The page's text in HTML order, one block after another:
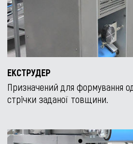
ЕКСТРУДЕР
Призначений для формування
стрічки заданої товщини.